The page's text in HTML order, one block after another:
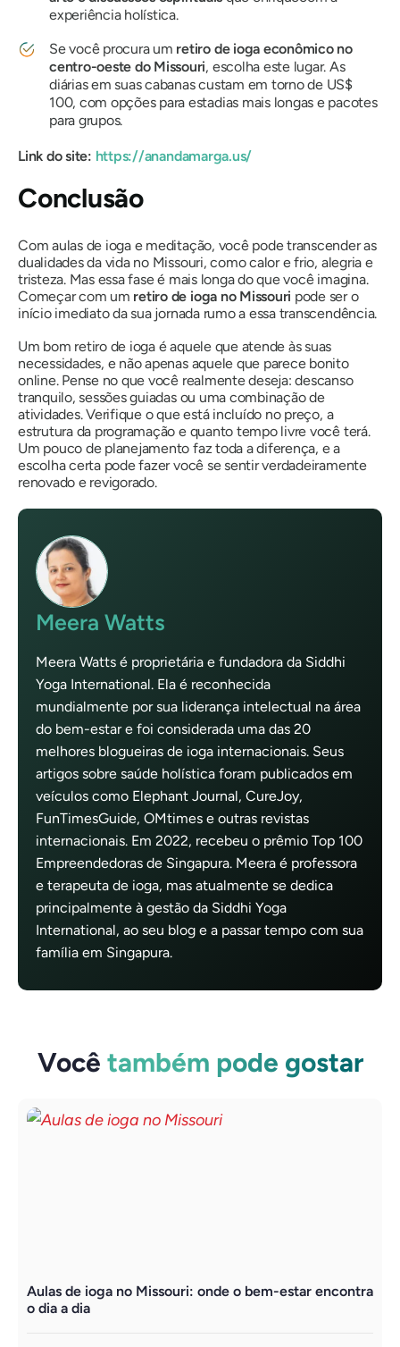
experiência holística.
Se você procura um retiro de ioga econômico no
centro-oeste do Missouri, escolha este lugar. As
diárias em suas cabanas custam em torno de US$
100, com opções para estadias mais longas e pacotes
para grupos.
Link do site: https://anandamarga.us/
Conclusão
Com aulas de ioga e meditação, você pode transcender as
dualidades da vida no Missouri, como calor e frio, alegria e
tristeza. Mas essa fase é mais longa do que você imagina.
Começar com um retiro de ioga no Missouri pode ser o
início imediato da sua jornada rumo a essa transcendência.
Um bom retiro de ioga é aquele que atende às suas
necessidades, e não apenas aquele que parece bonito
online. Pense no que você realmente deseja: descanso
tranquilo, sessões guiadas ou uma combinação de
atividades. Verifique o que está incluído no preço, a
estrutura da programação e quanto tempo livre você terá.
Um pouco de planejamento faz toda a diferença, e a
escolha certa pode fazer você se sentir verdadeiramente
renovado e revigorado.
Meera Watts
Meera Watts é proprietária e fundadora da Siddhi
Yoga International. Ela é reconhecida
mundialmente por sua liderança intelectual na área
do bem-estar e foi considerada uma das 20
melhores blogueiras de ioga internacionais. Seus
artigos sobre saúde holística foram publicados em
veículos como Elephant Journal, CureJoy,
FunTimesGuide, OMtimes e outras revistas
internacionais. Em 2022, recebeu o prêmio Top 100
Empreendedoras de Singapura. Meera é professora
e terapeuta de ioga, mas atualmente se dedica
principalmente à gestão da Siddhi Yoga
International, ao seu blog e a passar tempo com sua
família em Singapura.
Você também pode gostar
Aulas de ioga no Missouri: onde o bem-estar encontra
o dia a dia